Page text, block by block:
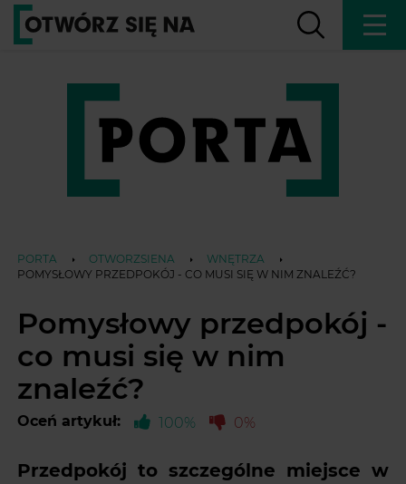
PORTA OTWORZSIENA
WNĘTRZA
POMYSŁOWY PRZEDPOKÓJ - CO MUSI SIĘ W NIM ZNALEŹĆ?
Pomysłowy przedpokój -
co musi się w nim
znaleźć?
Oceń artykuł: 100% 0%
Przedpokój to szczególne miejsce w